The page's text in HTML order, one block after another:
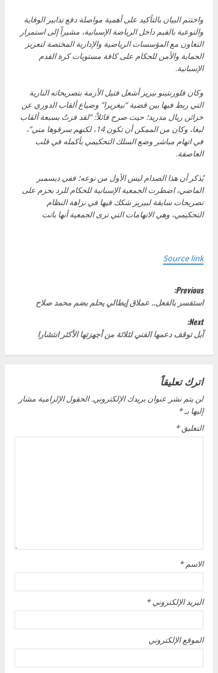
واختتم البيان بالتأكيد على أهمية مواصلة دفع تدابير الوقاية
والتوعية بالقيم داخل الرياضة الإسبانية، مشيراً إلى استمرار
التعاون مع المؤسسات الرياضية والإدارية المختصة لتعزيز
الحماية والأمن للحكام على كافة مستويات كرة القدم
الإسبانية.
وكان فلورنتينو بيريز أشعل فتيل الأزمة بتصريحاته النارية
التي ربط فيها بين قضية “نيغريرا” وضياع ألقاب الدوري عن
خزائن ريال مدريد؛ حيث صرح قائلاً: “لقد فزتُ بسبعة ألقاب
ليغا، وكان من الممكن أن تكون 14، لكنهم سرقوها مني”،
في اتهام مباشر وضع السلك التحكيمي بأكمله في قلب
العاصفة.
يُذكر أن هذا الصدام ليس الأول من نوعه؛ ففي ديسمبر
الماضي، اضطرت الجمعية الإسبانية للحكام للرد بحزم على
تصريحات سابقة لبيريز شكك فيها في نزاهة النظام
التحكيمي، وهي الاتهامات التي ترى الجمعية أنها باتت
Source link
P
o
s
a
v
i
n
Previous:
استفسر بالفعل.. عملاق إيطالي يحلم بضم محمد صلاح
Next:
آبل توقف دعمها الفني لثلاثة من أجهزتها الأكثر انتشارا
اترك تعليقاً
لن يتم نشر عنوان بريدك الإلكتروني. الحقول الإلزامية مشار
إليها بـ*
التعليق*
الاسم*
البريد الإلكتروني*
الموقع الإلكتروني